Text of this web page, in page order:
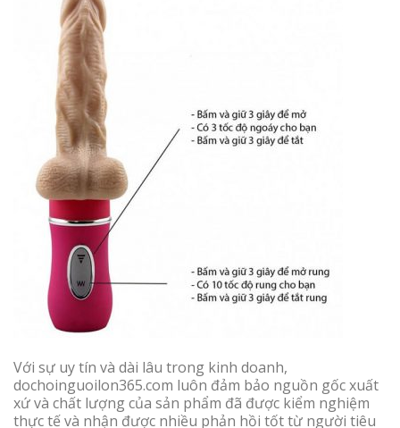
Với sự uy tín và dài lâu trong kinh doanh,
dochoinguoilon365.com luôn đảm bảo nguồn gốc xuất
xứ và chất lượng của sản phẩm đã được kiểm nghiệm
thực tế và nhận được nhiều phản hồi tốt từ người tiêu